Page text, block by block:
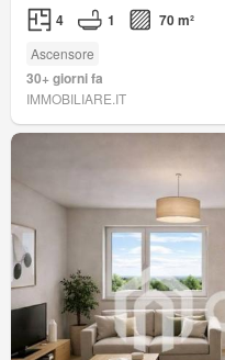
4 1 70 m²
Ascensore
30+ giorni fa
IMMOBILIARE.IT